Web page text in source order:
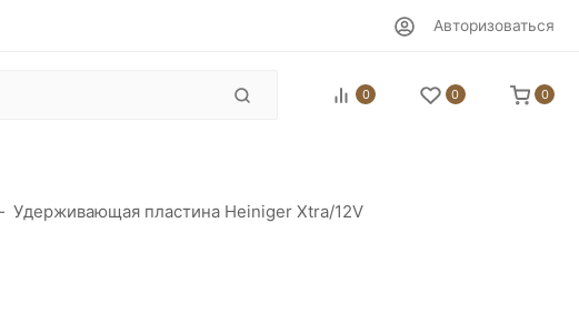
Авторизоваться
0 0 0
Удерживающая пластина Heiniger Xtra/12V